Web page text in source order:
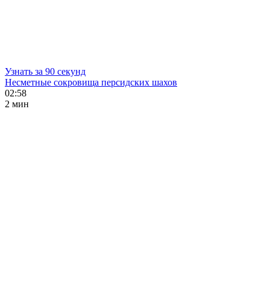
Узнать за 90 секунд
Несметные сокровища персидских шахов
02:58
2 мин